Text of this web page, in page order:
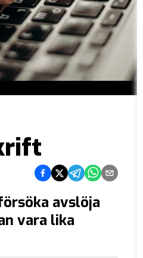
Dela på Facebook
Dela på Twitter
Dela på Telegram
Dela påDela via
avslöja
vara lika